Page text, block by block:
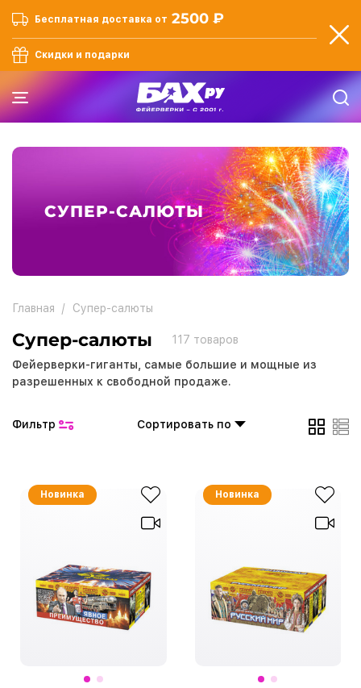
Бесплатная доставка от 2500 ₽
Скидки и подарки
СУПЕР-САЛЮТЫ
Главная Супер-салюты
Супер-салюты 117 товаров
Фейерверки-гиганты, самые большие и мощные из
разрешенных к свободной продаже.
Фильтр Сортировать по
Новинка Новинка